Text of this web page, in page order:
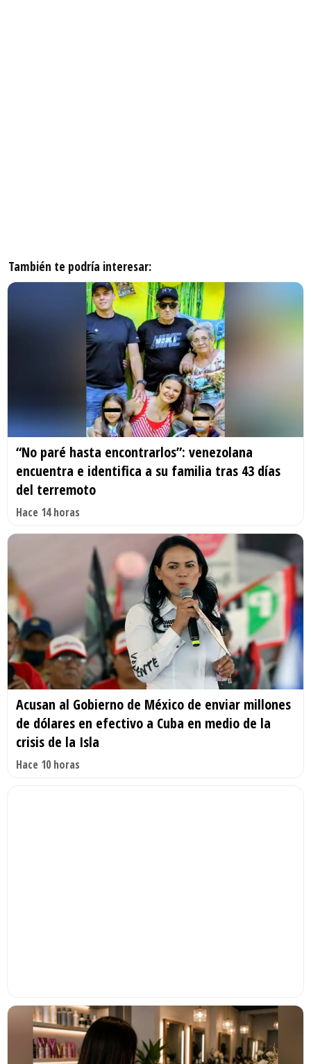
También te podría interesar:
“No paré hasta encontrarlos”: venezolana
encuentra e identifica a su familia tras 43 días
del terremoto
Hace 14 horas
Acusan al Gobierno de México de enviar millones
de dólares en efectivo a Cuba en medio de la
crisis de la Isla
Hace 10 horas